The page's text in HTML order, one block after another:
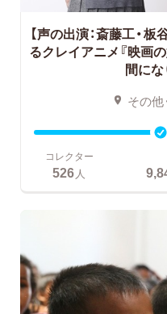
【声の出演：斎藤工・板
るクレイアニメ『映画
間に
その他
コレクター
526人